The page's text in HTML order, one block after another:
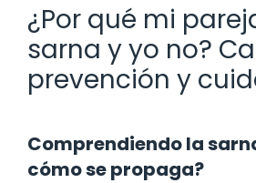
¿Por qué mi
sarna y yo no?
prevención y
Comprendiendo la
cómo se propaga?